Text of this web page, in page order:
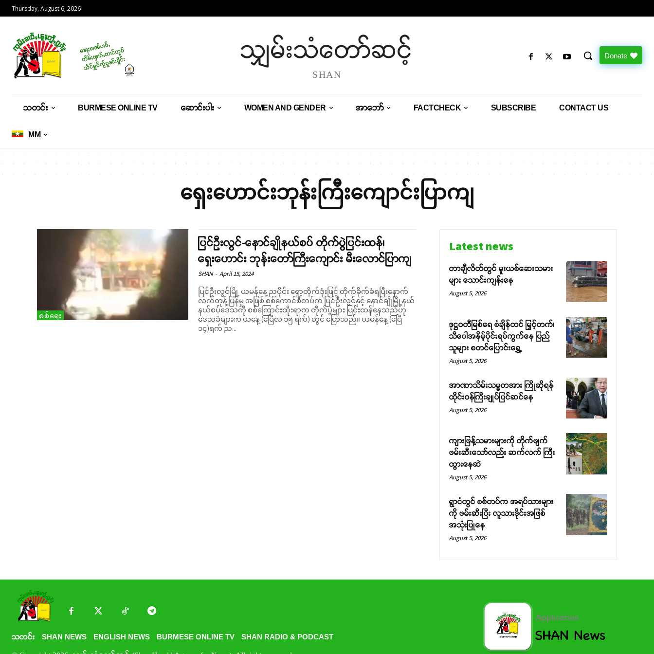
Support SHAN
Thursday, August 6, 2026
သျှမ်းသံတော်ဆင့်
SHAN
Donate
သတင်း BURMESE ONLINE TV ဆောင်းပါး WOMEN AND GENDER အာဘော် FACTCHECK SUBSCRIBE CONTACT US
MM
ရှေးဟောင်းဘုန်းကြီးကျောင်းပြာကျ
စစ်ရေး
ပြင်ဦးလွင်-နောင်ချိုနယ်စပ် တိုက်ပွဲပြင်းထန်၊
ရှေးဟောင်း ဘုန်းတော်ကြီးကျောင်း မီးလောင်ပြာကျ
SHAN - April 15, 2024
ပြင်ဦးလွင်မြို့ ယမန်နေ့ ညပိုင်း ရှော့တိုက်ဒုံးဖြင့် တိုက်ခိုက်ခံရပြီးနောက်
လက်တုန့်ပြန်မှု အဖြစ် စစ်ကောင်စီတပ်က ပြင်ဦးလွင်နှင့် နောင်ချိုမြို့နယ်
နယ်စပ်ဒေသကို စစ်ကြောင်းထိုးရာက တိုက်ပွဲများ ပြင်းထန်နေသည်ဟု
ဒေသခံများက ယနေ့ (ဧပြီလ ၁၅ ရက်) တွင် ပြောသည်။ ယမန်နေ့ (ဧပြီ
၁၄)ရက် ည...
Latest news
တာချီလိတ်တွင် မူးယစ်ဆေးသမား
များ သောင်းကျန်းနေ
August 5, 2026
ဒုဋ္ဌဝတီမြစ်ရေ စံချိန်တင် မြှင့်တက်၊
သီပေါအနိမ့်ပိုင်းရပ်ကွက်နေ ပြည်
သူများ စတင်ပြောင်းရွှေ့
August 5, 2026
အာဏာသိမ်းသမ္မတအား ကြိုဆိုရန်
ထိုင်းဝန်ကြီးချုပ်ပြင်ဆင်နေ
August 5, 2026
ကျားဖြန့်သမားများကို တိုက်ဖျက်
ဖမ်းဆီးသော်လည်း ဆက်လက် ကြီး
ထွားနေဆဲ
August 5, 2026
ရွာငံတွင် စစ်တပ်က အရပ်သားများ
ကို ဖမ်းဆီးပြီး လူသားဒိုင်းအဖြစ်
အသုံးပြုနေ
August 5, 2026
သတင်း SHAN NEWS ENGLISH NEWS BURMESE ONLINE TV SHAN RADIO & PODCAST